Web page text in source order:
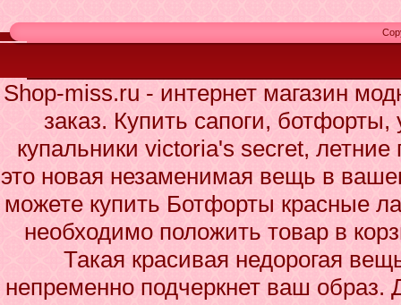
Shop-miss.ru - интернет магазин
заказ. Купить сапоги,
купальники victoria's secret,
это новая незаменимая вещь в
можете купить Ботфорты красные
необходимо положить товар в
Такая красивая недорогая
непременно подчеркнет ваш